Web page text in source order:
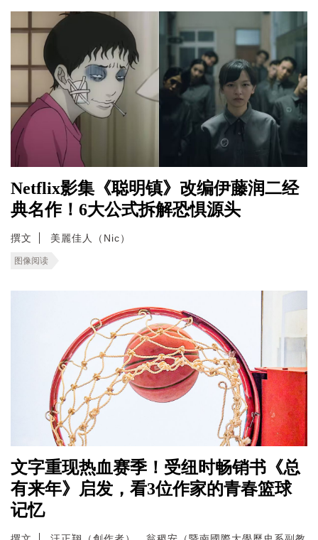
Netflix影集《聪明镇》改编伊藤润二经
典名作！6大公式拆解恐惧源头
撰文 美麗佳人（Nic）
图像阅读
文字重现热血赛季！受纽时畅销书《总
有来年》启发，看3位作家的青春篮球
记忆